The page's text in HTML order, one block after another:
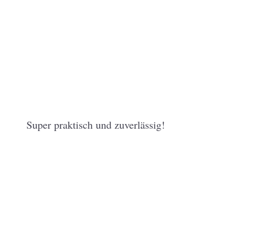
Super praktisch und zuverlässig!